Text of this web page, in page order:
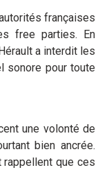
françaises
free parties. En
a interdit les
sonore pour toute
une volonté de
bien ancrée.
que ces